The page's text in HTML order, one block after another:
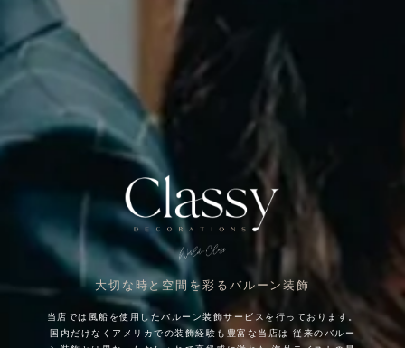
大切な時と空間を彩るバルーン装飾
当店では風船を使用したバルーン装飾サービスを行っております。
国内だけなくアメリカでの装飾経験も豊富な当店は
従来のバルー